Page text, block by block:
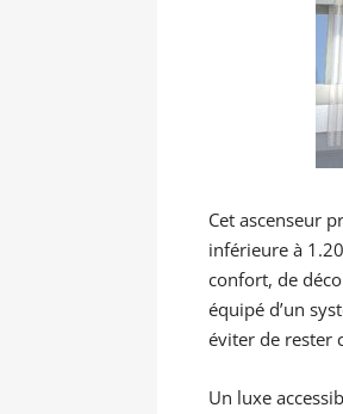
Cet ascenseur
inférieure à
confort, de
équipé d’un
éviter de rester
Un luxe